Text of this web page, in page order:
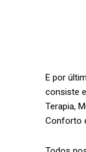
E por
consiste
Terapia,
Conforto